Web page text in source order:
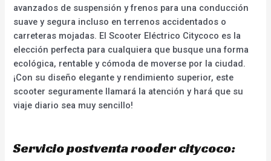
avanzados de suspensión y frenos para una conducción
suave y segura incluso en terrenos accidentados o
carreteras mojadas. El Scooter Eléctrico Citycoco es la
elección perfecta para cualquiera que busque una forma
ecológica, rentable y cómoda de moverse por la ciudad.
¡Con su diseño elegante y rendimiento superior, este
scooter seguramente llamará la atención y hará que su
viaje diario sea muy sencillo!
Servicio postventa rooder citycoco: